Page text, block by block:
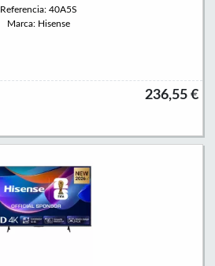
Referencia: 40A5S
Marca: Hisense
236,55 €